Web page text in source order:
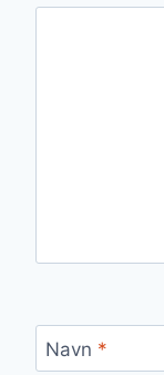
Navn *